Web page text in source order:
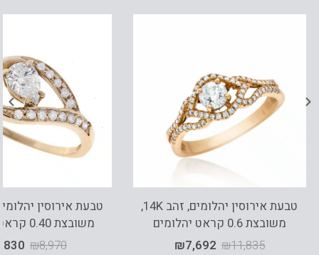
טבעת אירוסין יהלומים, זהב 14K,
משובצת 0.6 קראט יהלומים
₪11,835
₪7,692
משובצת 0.40 קראט יהלומים
₪8,970